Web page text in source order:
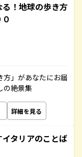
！地球の歩き方
方」があなたにお届
の絶景集
詳細を見る
タリアのことば